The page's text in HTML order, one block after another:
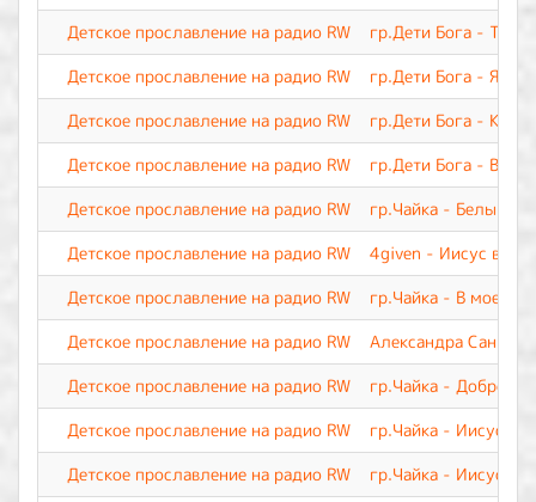
Детское прославление на радио RW
гр.Дети Бога - Ты
Детское прославление на радио RW
гр.Дети Бога - Я
Детское прославление на радио RW
гр.Дети Бога -
Детское прославление на радио RW
гр.Дети Бога -
Детское прославление на радио RW
гр.Чайка - Белый
Детское прославление на радио RW
4given - Иисус
Детское прославление на радио RW
гр.Чайка - В моей
Детское прославление на радио RW
Александра
Детское прославление на радио RW
гр.Чайка - Доброта
Детское прославление на радио RW
гр.Чайка - Иисус,
Детское прославление на радио RW
гр.Чайка - Иисус, о